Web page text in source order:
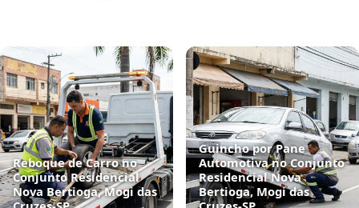
Reboque de Carro no
Conjunto Residencial
Nova Bertioga, Mogi das
Guincho por Pane
Automotiva no Conjunto
Residencial Nova
Bertioga, Mogi das